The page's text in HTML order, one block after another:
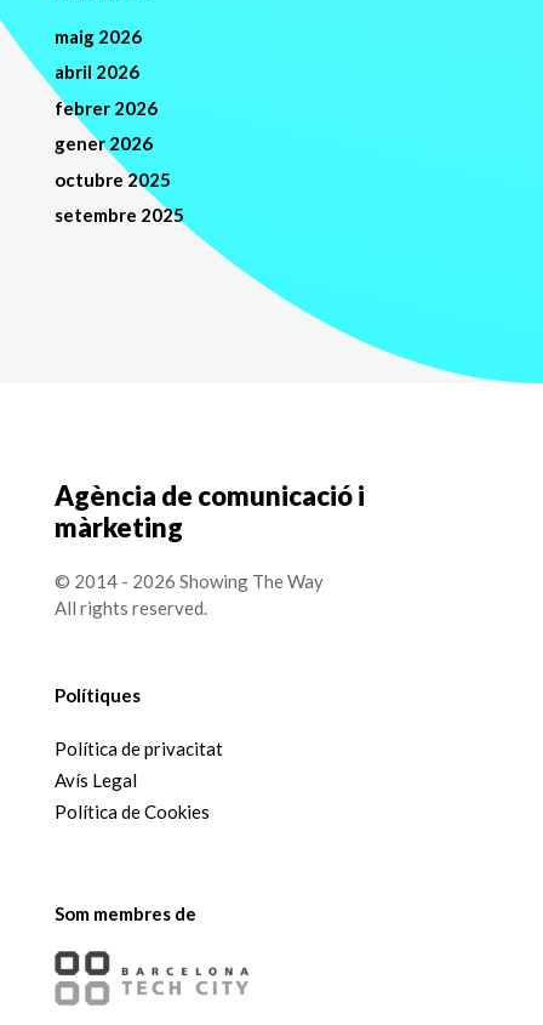
maig 2026
abril 2026
febrer 2026
gener 2026
octubre 2025
setembre 2025
Agència de comunicació i
màrketing
© 2014 - 2026 Showing The Way
All rights reserved.
Polítiques
Política de privacitat
Avís Legal
Política de Cookies
Som membres de